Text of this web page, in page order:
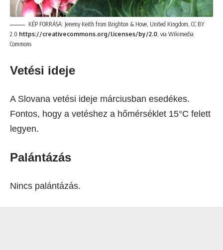
KÉP FORRÁSA: Jeremy Keith from Brighton & Hove, United Kingdom, CC BY
2.0 https://creativecommons.org/licenses/by/2.0, via Wikimedia
Commons
Vetési ideje
A Slovana vetési ideje márciusban esedékes.
Fontos, hogy a vetéshez a hőmérséklet 15°C felett
legyen.
Palántázás
Nincs palántázás.